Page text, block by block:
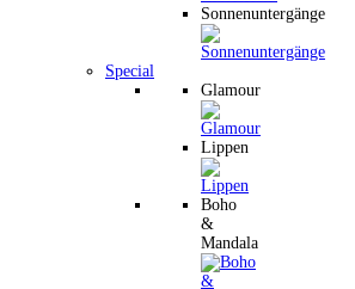
Sonnenuntergänge
Special
Glamour
Lippen
Boho
&
Mandala